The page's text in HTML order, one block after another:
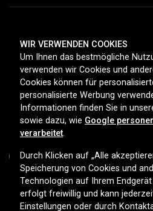
Copyright © 2026,
WIR VERWENDEN COOKIES
Um Ihnen das bestmögliche
verwenden wir Cookies und
Cookies können für
personalisierte Werbung
Informationen finden Sie in
sowie dazu, wie Google
verarbeitet.
Durch Klicken auf „Alle
Speicherung von Cookies und
Technologien auf Ihrem Endgerät
erfolgt freiwillig und kann
Einstellungen oder durch